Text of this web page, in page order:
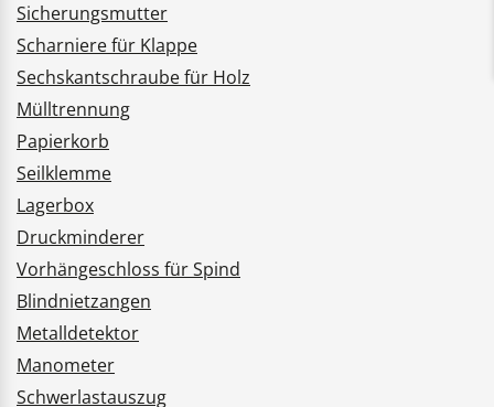
Sicherungsmutter
Scharniere für Klappe
Sechskantschraube für Holz
Mülltrennung
Papierkorb
Seilklemme
Lagerbox
Druckminderer
Vorhängeschloss für Spind
Blindnietzangen
Metalldetektor
Manometer
Schwerlastauszug